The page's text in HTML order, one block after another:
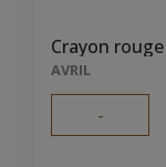
Crayon
AVRIL
-